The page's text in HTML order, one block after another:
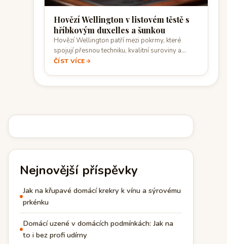
Hovězí Wellington v listovém těstě s
hříbkovým duxelles a šunkou
Hovězí Wellington patří mezi pokrmy, které
spojují přesnou techniku, kvalitní suroviny a
pečlivé načasování.…
ČÍST VÍCE
Nejnovější příspěvky
Jak na křupavé domácí krekry k vínu a sýrovému
prkénku
Domácí uzené v domácích podmínkách: Jak na
to i bez profi udírny